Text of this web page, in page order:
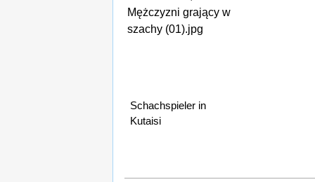
Mężczyzni grający w
szachy (01).jpg
Schachspieler in
Kutaisi